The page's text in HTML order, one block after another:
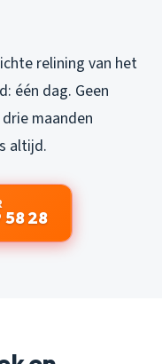
relining van het
één dag. Geen
maanden
altijd.
58 28